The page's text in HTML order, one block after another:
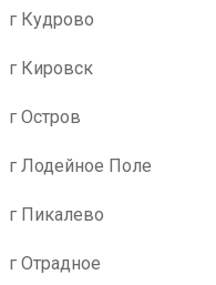
г Кудрово
г Кировск
г Остров
г Лодейное Поле
г Пикалево
г Отрадное